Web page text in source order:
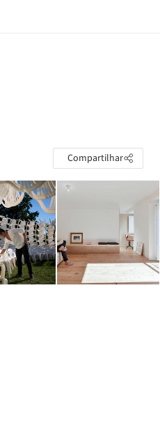
Compartilhar